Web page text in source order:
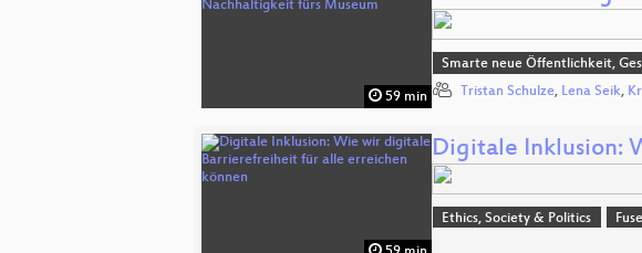
59 min
Smarte neue Öffentlichkeit,
Tristan Schulze, Lena Seik,
Digitale Inklusion:
Ethics, Society & Politics Fuse